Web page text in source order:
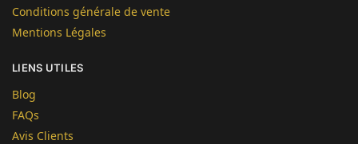
Conditions générale de vente
Mentions Légales
LIENS UTILES
Blog
FAQs
Avis Clients